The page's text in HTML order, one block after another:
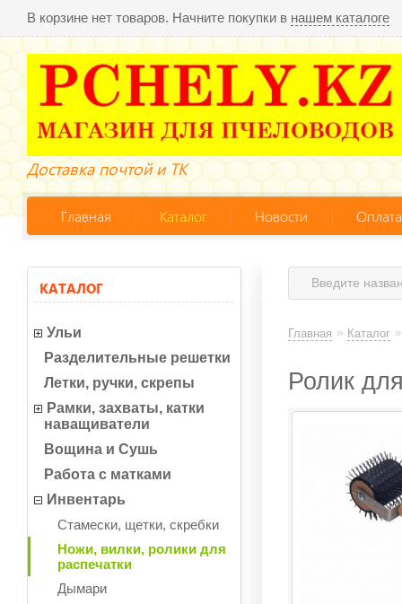
В корзине нет товаров. Начните покупки в нашем каталоге
Доставка почтой и ТК
Главная Каталог Новости
КАТАЛОГ
Ульи
Разделительные решетки
Летки, ручки, скрепы
Рамки, захваты, катки
наващиватели
Вощина и Сушь
Работа с матками
Инвентарь
Стамески, щетки, скребки
Ножи, вилки, ролики для
распечатки
Дымари
Главная » Каталог »
Ролик